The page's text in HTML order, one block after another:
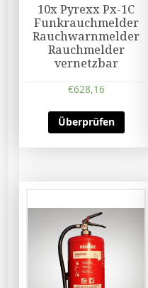
10x Pyrexx Px-1C
Funkrauchmelder
Rauchwarnmelder
Rauchmelder
vernetzbar
€628,16
Überprüfen